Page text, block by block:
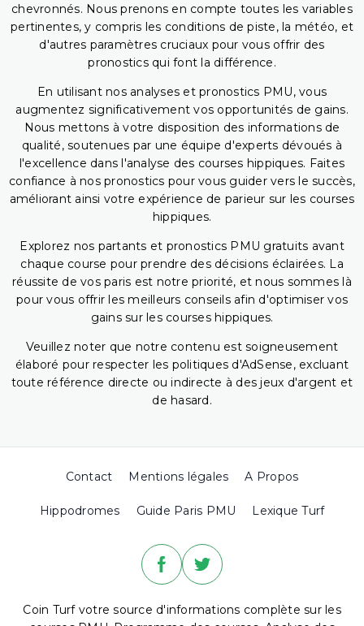
chevronnés. Nous prenons en compte toutes les variables
pertinentes, y compris les conditions de piste, la météo, et
d'autres paramètres cruciaux pour vous offrir des
pronostics qui font la différence.
En utilisant nos analyses et pronostics PMU, vous
augmentez significativement vos opportunités de gains.
Nous mettons à votre disposition des informations de
qualité, soutenues par une équipe d'experts dévoués à
l'excellence dans l'analyse des courses hippiques. Faites
confiance à nos pronostics pour vous guider vers le succès,
améliorant ainsi votre expérience de parieur sur les courses
hippiques.
Explorez nos partants et pronostics PMU gratuits avant
chaque course pour prendre des décisions éclairées. La
réussite de vos paris est notre priorité, et nous sommes là
pour vous offrir les meilleurs conseils afin d'optimiser vos
gains sur les courses hippiques.
Veuillez noter que notre contenu est soigneusement
élaboré pour respecter les politiques d'AdSense, excluant
toute référence directe ou indirecte à des jeux d'argent et
de hasard.
Contact Mentions légales A Propos
Hippodromes Guide Paris PMU Lexique Turf
Coin Turf votre source d'informations complète sur les